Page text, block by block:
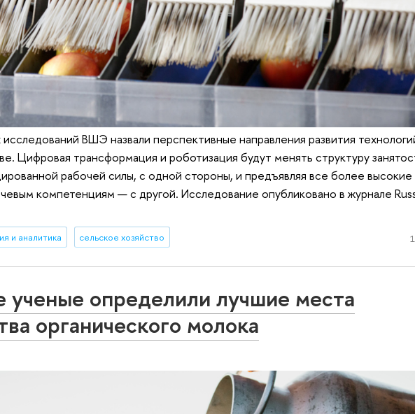
ВШЭ назвали перспективные направления развития
Цифровая трансформация и роботизация будут менять структуру
рабочей силы, с одной стороны, и предъявляя все более
компетенциям — с другой. Исследование опубликовано в журнале
и аналитика сельское хозяйство
ученые определили лучшие места
органического молока